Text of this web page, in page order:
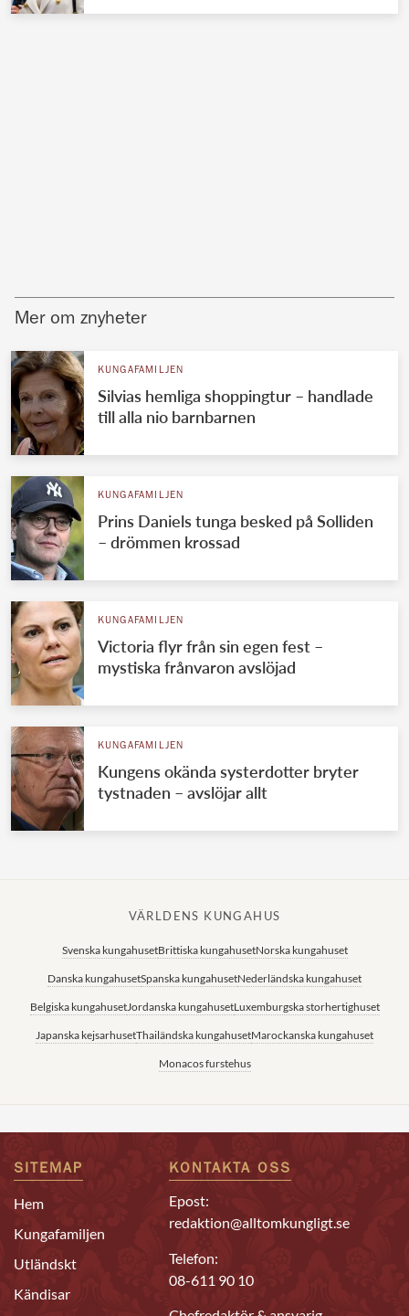
Mer om znyheter
KUNGAFAMILJEN
Silvias hemliga shoppingtur – handlade
till alla nio barnbarnen
KUNGAFAMILJEN
Prins Daniels tunga besked på Solliden
– drömmen krossad
KUNGAFAMILJEN
Victoria flyr från sin egen fest –
mystiska frånvaron avslöjad
KUNGAFAMILJEN
Kungens okända systerdotter bryter
tystnaden – avslöjar allt
VÄRLDENS KUNGAHUS
Svenska kungahusetBrittiska kungahusetNorska kungahuset
Danska kungahusetSpanska kungahusetNederländska kungahuset
Belgiska kungahusetJordanska kungahusetLuxemburgska storhertighuset
Japanska kejsarhusetThailändska kungahusetMarockanska kungahuset
Monacos furstehus
SITEMAP
Hem
Kungafamiljen
Utländskt
Kändisar
KONTAKTA OSS
Epost:
redaktion@alltomkungligt.se
Telefon:
08-611 90 10